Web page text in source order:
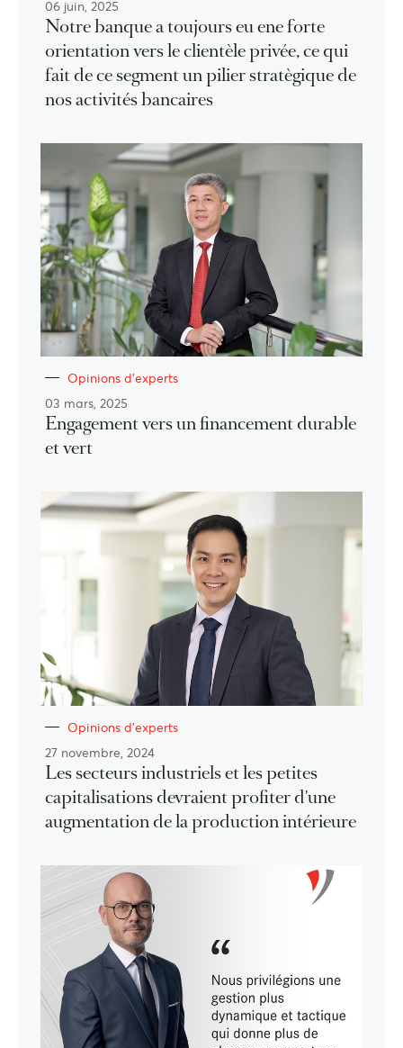
06 juin, 2025
Notre banque a toujours eu ene forte
orientation vers le clientèle privée, ce qui
fait de ce segment un pilier stratègique de
nos activités bancaires
Opinions d'experts
03 mars, 2025
Engagement vers un financement durable
et vert
Opinions d'experts
27 novembre, 2024
Les secteurs industriels et les petites
capitalisations devraient profiter d'une
augmentation de la production intérieure